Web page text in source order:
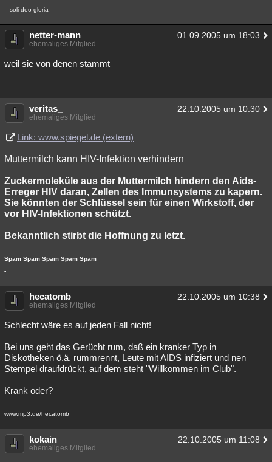
= soli deo gloria =
netter-mann 01.09.2005 um 18:03
ehemaliges Mitglied
weil sie von denen stammt
veritas_ 22.10.2005 um 10:30
ehemaliges Mitglied
Link: www.spiegel.de (extern)
Muttermilch kann HIV-Infektion verhindern
Zuckermoleküle aus der Muttermilch hindern den Aids-
Erreger HIV daran, Zellen des Immunsystems zu kapern.
Sie könnten der Schlüssel sein für einen Wirkstoff, der
vor HIV-Infektionen schützt.
Bekanntlich stirbt die Hoffnung zu letzt.
Spam Spam Spam Spam Spam
-
hecatomb 22.10.2005 um 10:38
ehemaliges Mitglied
Schlecht wäre es auf jeden Fall nicht!
Bei uns geht das Gerücht rum, daß ein kranker Typ in
Diskotheken ö.ä. rummrennt, Leute mit AIDS infiziert und nen
Stempel draufdrückt, auf dem steht "Willkommen im Club".
Krank oder?
www.mp3.de/hecatomb
kokain 22.10.2005 um 11:08
ehemaliges Mitglied